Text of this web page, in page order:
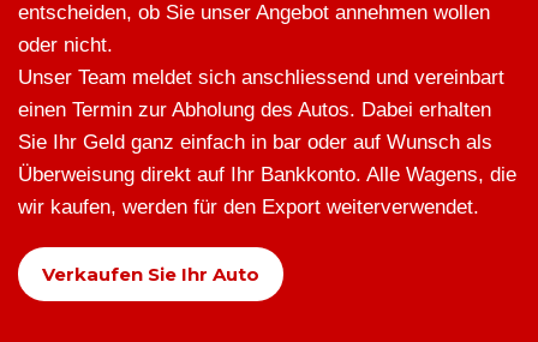
entscheiden, ob Sie unser Angebot annehmen wollen
oder nicht.
Unser Team meldet sich anschliessend und vereinbart
einen Termin zur Abholung des Autos. Dabei erhalten
Sie Ihr Geld ganz einfach in bar oder auf Wunsch als
Überweisung direkt auf Ihr Bankkonto. Alle Wagens, die
wir kaufen, werden für den Export weiterverwendet.
Verkaufen Sie Ihr Auto